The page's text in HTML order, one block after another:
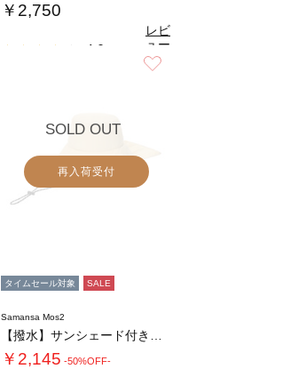
￥2,750
4.0
レビ
ュー
を見
る
SOLD OUT
再入荷受付
タイムセール対象 SALE
Samansa Mos2
￥2,145 -50%OFF-